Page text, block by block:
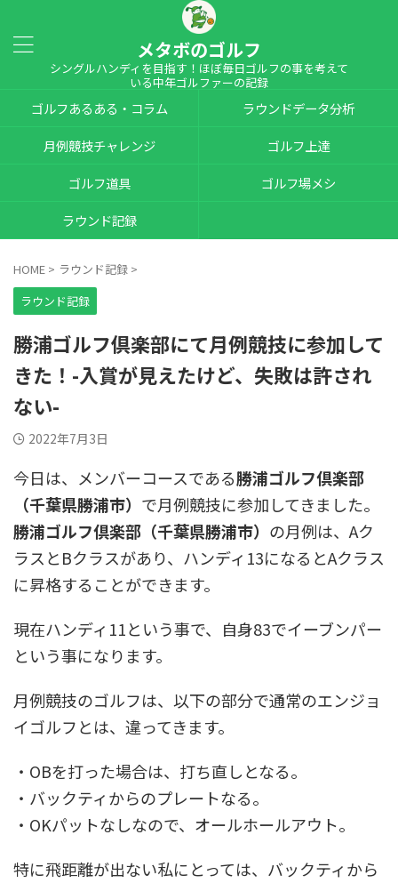
メタボのゴルフ
シングルハンディを目指す！ほぼ毎日ゴルフの事を考えて
いる中年ゴルファーの記録
ゴルフあるある・コラム
ラウンドデータ分析
月例競技チャレンジ
ゴルフ上達
ゴルフ道具
ゴルフ場メシ
ラウンド記録
HOME > ラウンド記録 >
ラウンド記録
勝浦ゴルフ倶楽部にて月例競技に参加して
きた！-入賞が見えたけど、失敗は許され
ない-
2022年7月3日
今日は、メンバーコースである勝浦ゴルフ倶楽部
（千葉県勝浦市） で月例競技に参加してきました。
勝浦ゴルフ倶楽部（千葉県勝浦市） の月例は、Aク
ラスとBクラスがあり、ハンディ13になるとAクラス
に昇格することができます。
現在ハンディ11という事で、自身83でイーブンパー
という事になります。
月例競技のゴルフは、以下の部分で通常のエンジョ
イゴルフとは、違ってきます。
・OBを打った場合は、打ち直しとなる。
・バックティからのプレートなる。
・OKパットなしなので、オールホールアウト。
特に飛距離が出ない私にとっては、バックティから